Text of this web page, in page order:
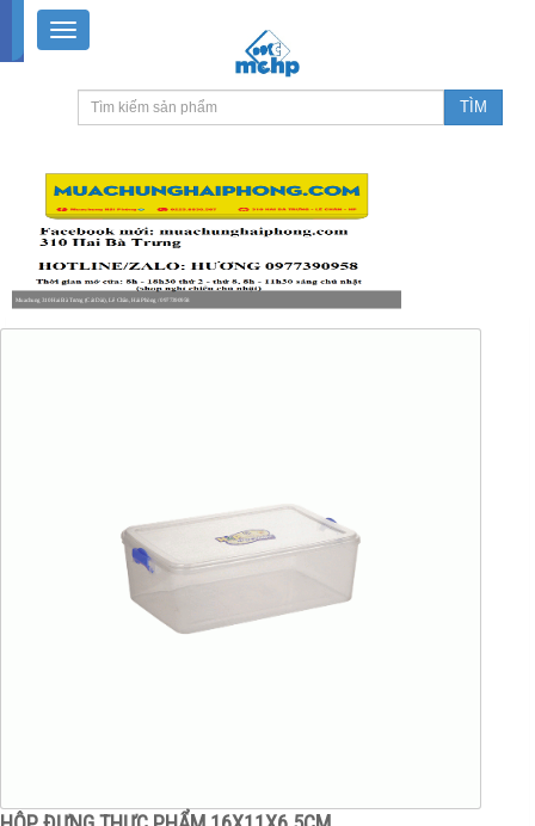
Muachung 310 Hai Bà Trưng (Cát Dài), Lê Chân, Hải Phòng / 0977390958